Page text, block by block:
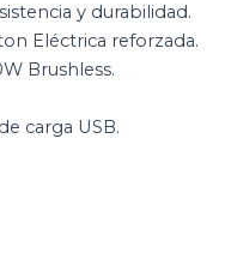
y durabilidad.
Eléctrica reforzada.
Brushless.
carga USB.